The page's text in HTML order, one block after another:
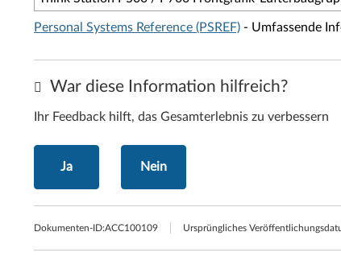
Personal Systems Reference (PSREF) - Umfassende
War diese Information hilfreich?
Ihr Feedback hilft, das Gesamterlebnis zu verbessern
Ja Nein
Dokumenten-ID:ACC100109 Ursprüngliches